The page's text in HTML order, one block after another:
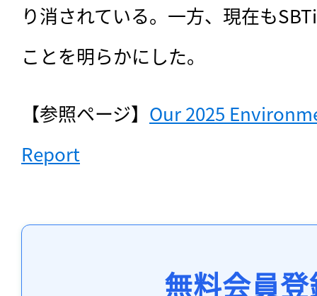
り消されている。一方、現在も
ことを明らかにした。
【参照ページ】 Our 2025
Report
無料会員